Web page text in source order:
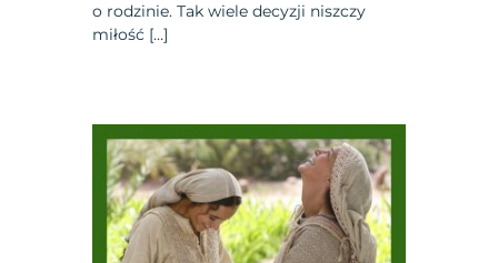
o rodzinie. Tak wiele decyzji niszczy
miłość […]